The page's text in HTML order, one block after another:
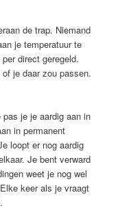
de trap. Niemand
je temperatuur te
direct geregeld.
je daar zou passen.
je je aardig aan in
in permanent
loopt er nog aardig
Je bent verward
weet je nog wel
keer als je vraagt